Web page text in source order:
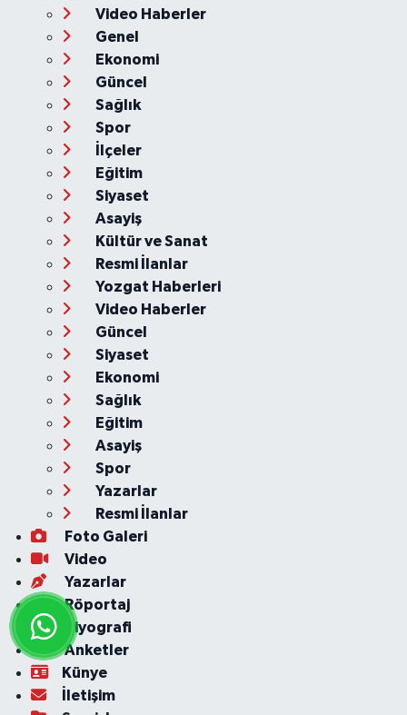
Video Haberler
Genel
Ekonomi
Güncel
Sağlık
Spor
İlçeler
Eğitim
Siyaset
Asayiş
Kültür ve Sanat
Resmi İlanlar
Yozgat Haberleri
Video Haberler
Güncel
Siyaset
Ekonomi
Sağlık
Eğitim
Asayiş
Spor
Yazarlar
Resmi İlanlar
Foto Galeri
Video
Yazarlar
Röportaj
Biyografi
Anketler
Künye
İletişim